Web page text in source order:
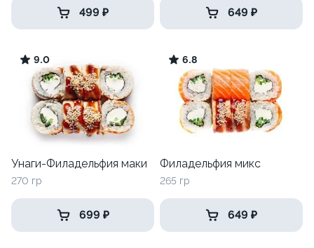
499 ₽ 649 ₽
9.0
Унаги-Филадельфия маки
270 гр
699 ₽
6.8
Филадельфия микс
265 гр
649 ₽